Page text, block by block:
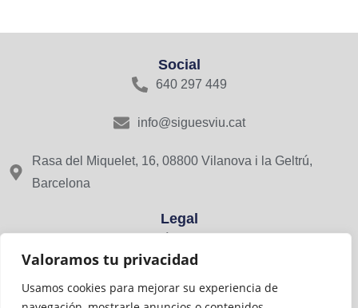
Valoramos tu privacidad
Usamos cookies para mejorar su experiencia de
Social
640 297 449
info@siguesviu.cat
Rasa del Miquelet, 16, 08800 Vilanova i la Geltrú,
Barcelona
Legal